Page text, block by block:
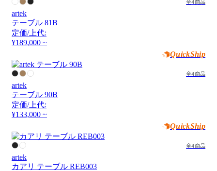
artek
テーブル 81B
定価/上代:
¥189,000 ~
QuickShip
全4商品
artek
テーブル 90B
定価/上代:
¥133,000 ~
QuickShip
全4商品
artek
カアリ テーブル REB003